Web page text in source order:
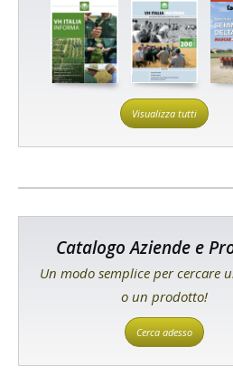
Visualizza tutti
Catalogo Aziende e
Un modo semplice per cercare
o un prodotto!
Cerca adesso